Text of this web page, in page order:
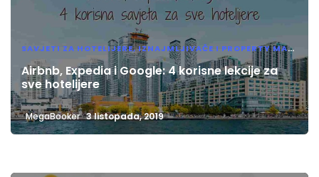
SAVJETI ZA HOTELIJERE, IZNAJMLJIVAČE I PROPERTY MANAGERE
Airbnb, Expedia i Google: 4 korisne lekcije za
sve hotelijere
MegaBooker 3 listopada, 2019